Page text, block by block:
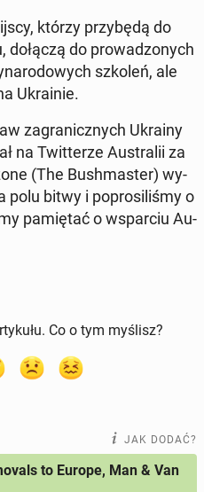
którzy przy­bę­dą do
dołączą do pro­wa­dzo­nych
szkoleń, ale
Ukra­inie.
za­gra­nicz­nych Ukrainy
na Twit­te­rze Au­stra­lii za
(The Bu­sh­ma­ster) wy­
polu bitwy i po­pro­si­li­śmy o
pa­mię­tać o wspar­ciu Au­
Co o tym myślisz?
JAK DODAĆ?
to Europe, Man & Van